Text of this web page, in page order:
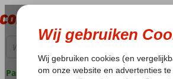
Pakketgarantie